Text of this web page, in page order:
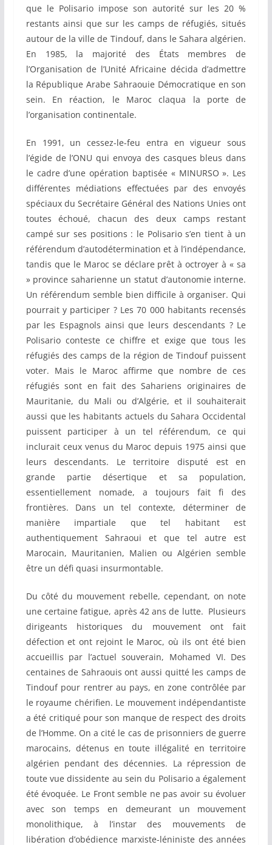
que le Polisario impose son autorité sur les 20 %
restants ainsi que sur les camps de réfugiés, situés
autour de la ville de Tindouf, dans le Sahara algérien.
En 1985, la majorité des États membres de
l’Organisation de l’Unité Africaine décida d’admettre
la République Arabe Sahraouie Démocratique en son
sein. En réaction, le Maroc claqua la porte de
l’organisation continentale.
En 1991, un cessez-le-feu entra en vigueur sous
l’égide de l’ONU qui envoya des casques bleus dans
le cadre d’une opération baptisée « MINURSO ». Les
différentes médiations effectuées par des envoyés
spéciaux du Secrétaire Général des Nations Unies ont
toutes échoué, chacun des deux camps restant
campé sur ses positions : le Polisario s’en tient à un
référendum d’autodétermination et à l’indépendance,
tandis que le Maroc se déclare prêt à octroyer à « sa
» province saharienne un statut d’autonomie interne.
Un référendum semble bien difficile à organiser. Qui
pourrait y participer ? Les 70 000 habitants recensés
par les Espagnols ainsi que leurs descendants ? Le
Polisario conteste ce chiffre et exige que tous les
réfugiés des camps de la région de Tindouf puissent
voter. Mais le Maroc affirme que nombre de ces
réfugiés sont en fait des Sahariens originaires de
Mauritanie, du Mali ou d’Algérie, et il souhaiterait
aussi que les habitants actuels du Sahara Occidental
puissent participer à un tel référendum, ce qui
inclurait ceux venus du Maroc depuis 1975 ainsi que
leurs descendants. Le territoire disputé est en
grande partie désertique et sa population,
essentiellement nomade, a toujours fait fi des
frontières. Dans un tel contexte, déterminer de
manière impartiale que tel habitant est
authentiquement Sahraoui et que tel autre est
Marocain, Mauritanien, Malien ou Algérien semble
être un défi quasi insurmontable.
Du côté du mouvement rebelle, cependant, on note
une certaine fatigue, après 42 ans de lutte. Plusieurs
dirigeants historiques du mouvement ont fait
défection et ont rejoint le Maroc, où ils ont été bien
accueillis par l’actuel souverain, Mohamed VI. Des
centaines de Sahraouis ont aussi quitté les camps de
Tindouf pour rentrer au pays, en zone contrôlée par
le royaume chérifien. Le mouvement indépendantiste
a été critiqué pour son manque de respect des droits
de l’Homme. On a cité le cas de prisonniers de guerre
marocains, détenus en toute illégalité en territoire
algérien pendant des décennies. La répression de
toute vue dissidente au sein du Polisario a également
été évoquée. Le Front semble ne pas avoir su évoluer
avec son temps en demeurant un mouvement
monolithique, à l’instar des mouvements de
libération d’obédience marxiste-léniniste des années